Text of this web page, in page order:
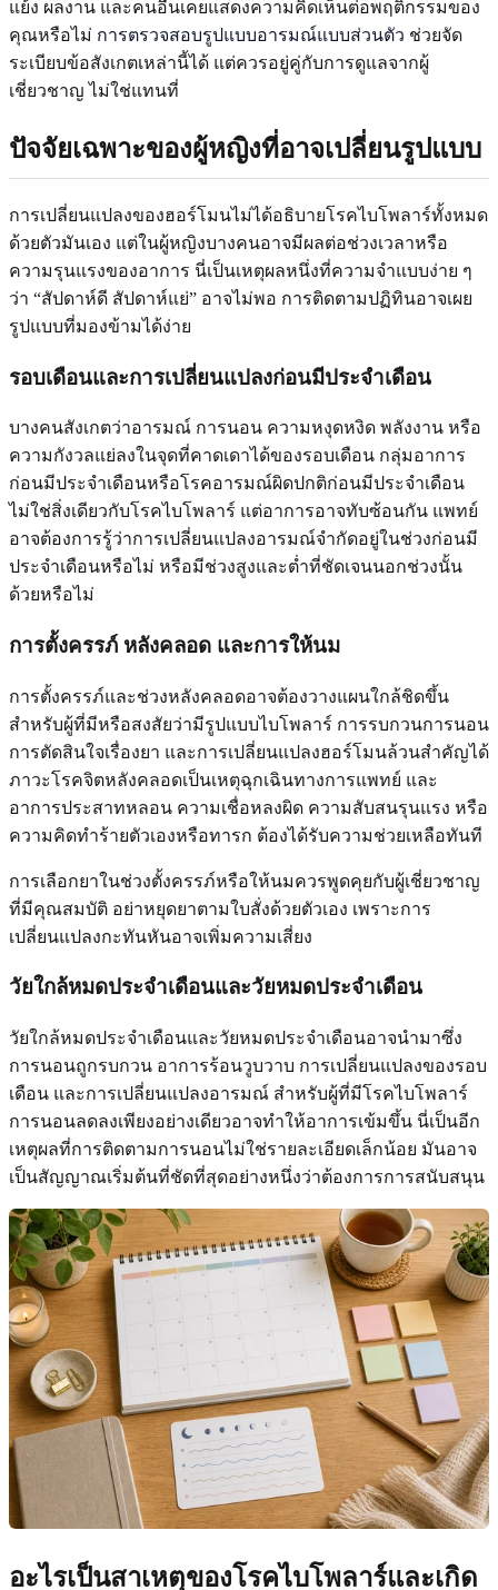
แย้ง ผลงาน และคนอื่นเคยแสดงความคิดเห็นต่อพฤติกรรมของ
คุณหรือไม่ การตรวจสอบรูปแบบอารมณ์แบบส่วนตัว ช่วยจัด
ระเบียบข้อสังเกตเหล่านี้ได้ แต่ควรอยู่คู่กับการดูแลจากผู้
เชี่ยวชาญ ไม่ใช่แทนที่
ปัจจัยเฉพาะของผู้หญิงที่อาจเปลี่ยนรูปแบบ
การเปลี่ยนแปลงของฮอร์โมนไม่ได้อธิบายโรคไบโพลาร์ทั้งหมด
ด้วยตัวมันเอง แต่ในผู้หญิงบางคนอาจมีผลต่อช่วงเวลาหรือ
ความรุนแรงของอาการ นี่เป็นเหตุผลหนึ่งที่ความจำแบบง่าย ๆ
ว่า “สัปดาห์ดี สัปดาห์แย่” อาจไม่พอ การติดตามปฏิทินอาจเผย
รูปแบบที่มองข้ามได้ง่าย
รอบเดือนและการเปลี่ยนแปลงก่อนมีประจำเดือน
บางคนสังเกตว่าอารมณ์ การนอน ความหงุดหงิด พลังงาน หรือ
ความกังวลแย่ลงในจุดที่คาดเดาได้ของรอบเดือน กลุ่มอาการ
ก่อนมีประจำเดือนหรือโรคอารมณ์ผิดปกติก่อนมีประจำเดือน
ไม่ใช่สิ่งเดียวกับโรคไบโพลาร์ แต่อาการอาจทับซ้อนกัน แพทย์
อาจต้องการรู้ว่าการเปลี่ยนแปลงอารมณ์จำกัดอยู่ในช่วงก่อนมี
ประจำเดือนหรือไม่ หรือมีช่วงสูงและต่ำที่ชัดเจนนอกช่วงนั้น
ด้วยหรือไม่
การตั้งครรภ์ หลังคลอด และการให้นม
การตั้งครรภ์และช่วงหลังคลอดอาจต้องวางแผนใกล้ชิดขึ้น
สำหรับผู้ที่มีหรือสงสัยว่ามีรูปแบบไบโพลาร์ การรบกวนการนอน
การตัดสินใจเรื่องยา และการเปลี่ยนแปลงฮอร์โมนล้วนสำคัญได้
ภาวะโรคจิตหลังคลอดเป็นเหตุฉุกเฉินทางการแพทย์ และ
อาการประสาทหลอน ความเชื่อหลงผิด ความสับสนรุนแรง หรือ
ความคิดทำร้ายตัวเองหรือทารก ต้องได้รับความช่วยเหลือทันที
การเลือกยาในช่วงตั้งครรภ์หรือให้นมควรพูดคุยกับผู้เชี่ยวชาญ
ที่มีคุณสมบัติ อย่าหยุดยาตามใบสั่งด้วยตัวเอง เพราะการ
เปลี่ยนแปลงกะทันหันอาจเพิ่มความเสี่ยง
วัยใกล้หมดประจำเดือนและวัยหมดประจำเดือน
วัยใกล้หมดประจำเดือนและวัยหมดประจำเดือนอาจนำมาซึ่ง
การนอนถูกรบกวน อาการร้อนวูบวาบ การเปลี่ยนแปลงของรอบ
เดือน และการเปลี่ยนแปลงอารมณ์ สำหรับผู้ที่มีโรคไบโพลาร์
การนอนลดลงเพียงอย่างเดียวอาจทำให้อาการเข้มขึ้น นี่เป็นอีก
เหตุผลที่การติดตามการนอนไม่ใช่รายละเอียดเล็กน้อย มันอาจ
เป็นสัญญาณเริ่มต้นที่ชัดที่สุดอย่างหนึ่งว่าต้องการการสนับสนุน
อะไรเป็นสาเหตุของโรคไบโพลาร์และเกิด